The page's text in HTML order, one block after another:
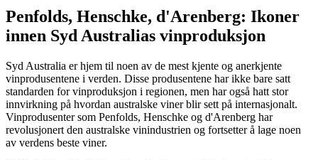
Penfolds, Henschke, d'Arenberg: Ikoner
innen Syd Australias vinproduksjon
Syd Australia er hjem til noen av de mest kjente og anerkjente
vinprodusentene i verden. Disse produsentene har ikke bare satt
standarden for vinproduksjon i regionen, men har også hatt stor
innvirkning på hvordan australske viner blir sett på internasjonalt.
Vinprodusenter som Penfolds, Henschke og d'Arenberg har
revolusjonert den australske vinindustrien og fortsetter å lage noen
av verdens beste viner.